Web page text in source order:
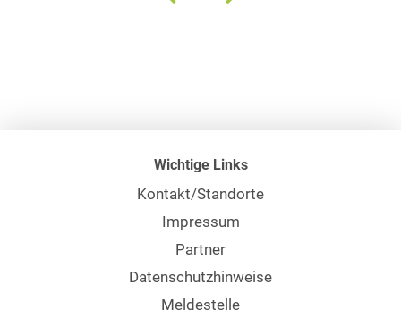
Wichtige Links
Kontakt/Standorte
Impressum
Partner
Datenschutzhinweise
Meldestelle